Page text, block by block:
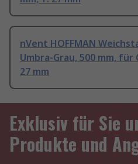
nVent HOFFMAN
Umbra-Grau, 500 mm, für
27 mm
Exklusiv für Sie
Produkte und